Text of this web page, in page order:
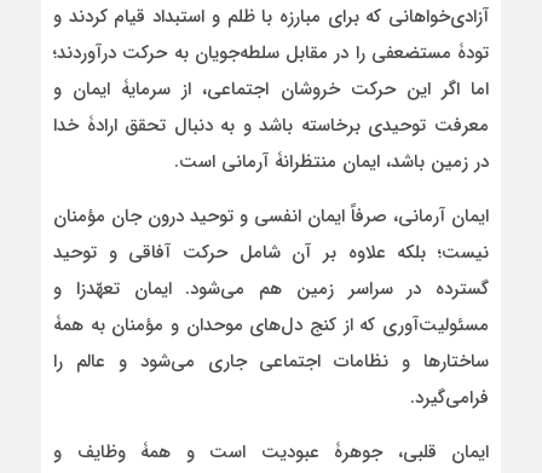
آزادی‌خواهانی که برای مبارزه با ظلم و استبداد قیام کردند و
تودۀ مستضعفی را در مقابل سلطه‌جویان به حرکت درآوردند؛
اما اگر این حرکت خروشان اجتماعی، از سرمایۀ ایمان و
معرفت توحیدی برخاسته باشد و به دنبال تحقق ارادۀ خدا
در زمین باشد، ایمان منتظرانۀ آرمانی است.
ایمان آرمانی، صرفاً ایمان انفسی و توحید درون جان مؤمنان
نیست؛ بلکه علاوه بر آن شامل حرکت آفاقی و توحید
گسترده در سراسر زمین هم می‌شود. ایمان تعهّدزا و
مسئولیت‌آوری که از کنج دل‌های موحدان و مؤمنان به همۀ
ساختارها و نظامات اجتماعی جاری می‌شود و عالم را
فرامی‌گیرد.
ایمان قلبی، جوهرۀ عبودیت است و همۀ وظایف و